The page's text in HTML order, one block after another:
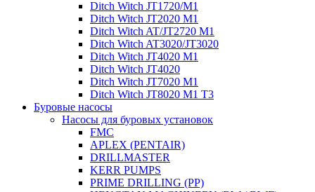
Ditch Witch JT1720/M1
Ditch Witch JT2020 M1
Ditch Witch AT/JT2720 M1
Ditch Witch AT3020/JT3020
Ditch Witch JT4020 M1
Ditch Witch JT4020
Ditch Witch JT7020 M1
Ditch Witch JT8020 M1 T3
Буровые насосы
Насосы для буровых установок
FMC
APLEX (PENTAIR)
DRILLMASTER
KERR PUMPS
PRIME DRILLING (PP)